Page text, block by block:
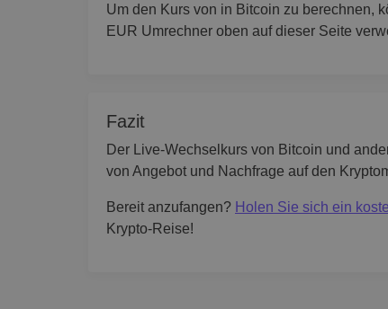
Um den Kurs von in Bitcoin zu berechnen,
EUR Umrechner oben auf dieser Seite
Fazit
Der Live-Wechselkurs von Bitcoin und
von Angebot und Nachfrage auf den
Bereit anzufangen? Holen Sie sich ein
Krypto-Reise!